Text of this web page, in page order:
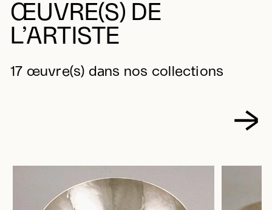
ŒUVRE(S) DE
L’ARTISTE
17 œuvre(s) dans nos collections